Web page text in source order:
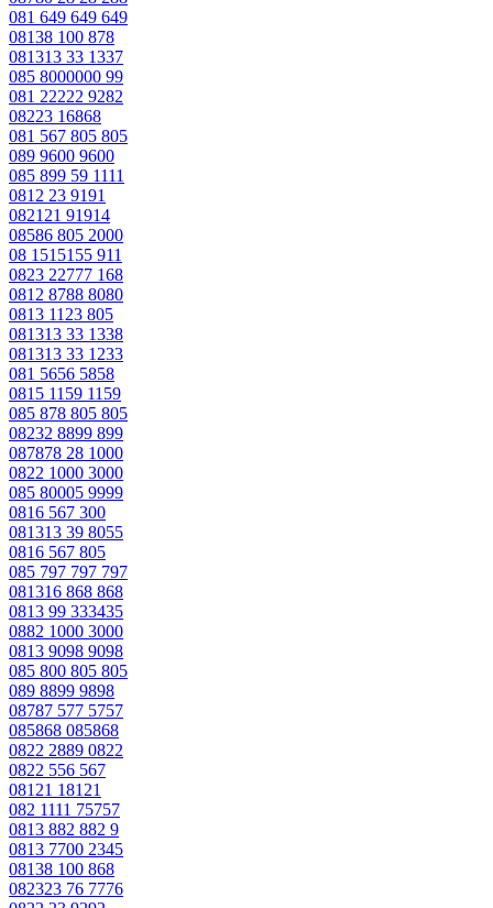
081 649 649 649
08138 100 878
081313 33 1337
085 8000000 99
081 22222 9282
08223 16868
081 567 805 805
089 9600 9600
085 899 59 1111
0812 23 9191
082121 91914
08586 805 2000
08 1515155 911
0823 22777 168
0812 8788 8080
0813 1123 805
081313 33 1338
081313 33 1233
081 5656 5858
0815 1159 1159
085 878 805 805
08232 8899 899
087878 28 1000
0822 1000 3000
085 80005 9999
0816 567 300
081313 39 8055
0816 567 805
085 797 797 797
081316 868 868
0813 99 333435
0882 1000 3000
0813 9098 9098
085 800 805 805
089 8899 9898
08787 577 5757
085868 085868
0822 2889 0822
0822 556 567
08121 18121
082 1111 75757
0813 882 882 9
0813 7700 2345
08138 100 868
082323 76 7776